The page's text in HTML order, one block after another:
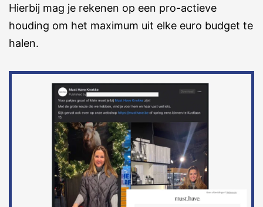
Hierbij mag je rekenen op een pro-actieve
houding om het maximum uit elke euro budget te
halen.